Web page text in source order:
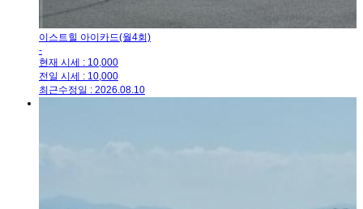
이스트힐 아이카드(월4회)
-
현재 시세 : 10,000
전일 시세 : 10,000
최근수정일 : 2026.08.10